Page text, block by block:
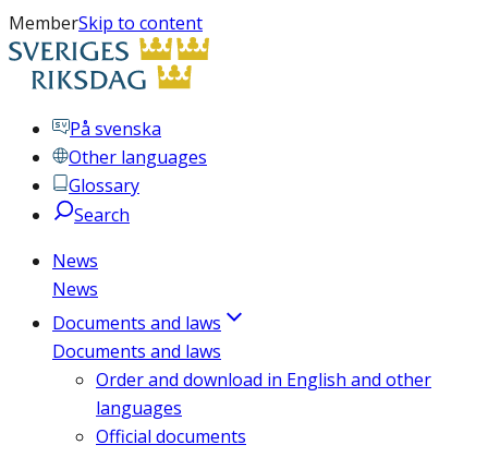
MemberSkip to content
På svenska
Other languages
Glossary
Search
News
News
Documents and laws
Documents and laws
Order and download in English and other
languages
Official documents